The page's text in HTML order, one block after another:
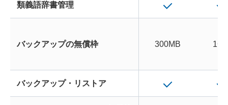
類義語辞書管理
バックアップの無償枠 300MB
バックアップ・リストア